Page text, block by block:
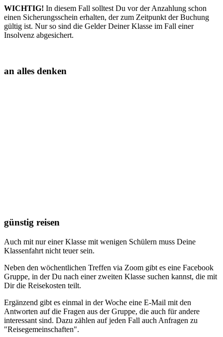
WICHTIG! In diesem Fall solltest Du vor der Anzahlung schon
einen Sicherungsschein erhalten, der zum Zeitpunkt der Buchung
gültig ist. Nur so sind die Gelder Deiner Klasse im Fall einer
Insolvenz abgesichert.
an alles denken
günstig reisen
Auch mit nur einer Klasse mit wenigen Schülern muss Deine
Klassenfahrt nicht teuer sein.
Neben den wöchentlichen Treffen via Zoom gibt es eine Facebook
Gruppe, in der Du nach einer zweiten Klasse suchen kannst, die mit
Dir die Reisekosten teilt.
Ergänzend gibt es einmal in der Woche eine E-Mail mit den
Antworten auf die Fragen aus der Gruppe, die auch für andere
interessant sind. Dazu zählen auf jeden Fall auch Anfragen zu
"Reisegemeinschaften".